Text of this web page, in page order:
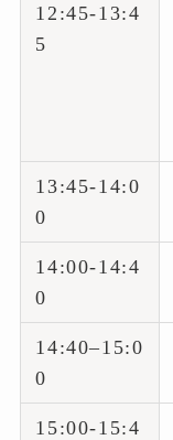
12:45-13:4
5
13:45-14:0
0
14:00-14:4
0
14:40–15:0
0
15:00-15:4